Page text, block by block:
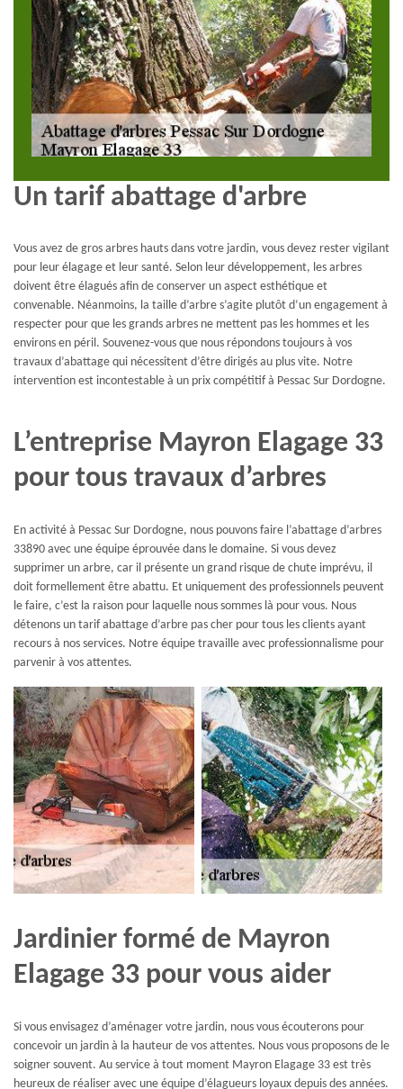
Un tarif abattage d'arbre
Vous avez de gros arbres hauts dans votre jardin, vous devez rester vigilant
pour leur élagage et leur santé. Selon leur développement, les arbres
doivent être élagués afin de conserver un aspect esthétique et
convenable. Néanmoins, la taille d’arbre s’agite plutôt d’un engagement à
respecter pour que les grands arbres ne mettent pas les hommes et les
environs en péril. Souvenez-vous que nous répondons toujours à vos
travaux d’abattage qui nécessitent d’être dirigés au plus vite. Notre
intervention est incontestable à un prix compétitif à Pessac Sur Dordogne.
L’entreprise Mayron Elagage 33
pour tous travaux d’arbres
En activité à Pessac Sur Dordogne, nous pouvons faire l’abattage d’arbres
33890 avec une équipe éprouvée dans le domaine. Si vous devez
supprimer un arbre, car il présente un grand risque de chute imprévu, il
doit formellement être abattu. Et uniquement des professionnels peuvent
le faire, c’est la raison pour laquelle nous sommes là pour vous. Nous
détenons un tarif abattage d’arbre pas cher pour tous les clients ayant
recours à nos services. Notre équipe travaille avec professionnalisme pour
parvenir à vos attentes.
Jardinier formé de Mayron
Elagage 33 pour vous aider
Si vous envisagez d’aménager votre jardin, nous vous écouterons pour
concevoir un jardin à la hauteur de vos attentes. Nous vous proposons de le
soigner souvent. Au service à tout moment Mayron Elagage 33 est très
heureux de réaliser avec une équipe d’élagueurs loyaux depuis des années.